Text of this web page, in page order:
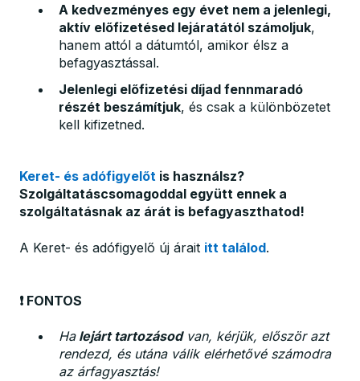
A kedvezményes egy évet nem a jelenlegi,
aktív előfizetésed lejáratától számoljuk,
hanem attól a dátumtól, amikor élsz a
befagyasztással.
Jelenlegi előfizetési díjad fennmaradó
részét beszámítjuk, és csak a különbözetet
kell kifizetned.
Keret- és adófigyelőt is használsz?
Szolgáltatáscsomagoddal együtt ennek a
szolgáltatásnak az árát is befagyaszthatod!
A Keret- és adófigyelő új árait itt találod.
❗ FONTOS
Halejárt tartozásodvan, kérjük, először azt
rendezd, és utána válik elérhetővé számodra
az árfagyasztás!